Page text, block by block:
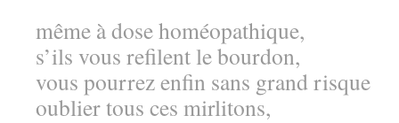
même à dose homéopathique,
s’ils vous refilent le bourdon,
vous pourrez enfin sans grand risque
oublier tous ces mirlitons,